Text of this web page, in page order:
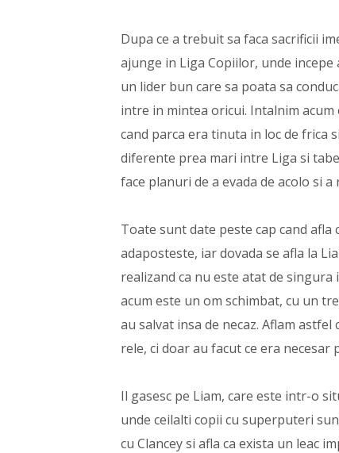
Dupa ce a trebuit sa faca sacrificii
ajunge in Liga Copiilor, unde
un lider bun care sa poata sa
intre in mintea oricui. Intalnim
cand parca era tinuta in loc de frica
diferente prea mari intre Liga si
face planuri de a evada de acolo si
Toate sunt date peste cap cand
adaposteste, iar dovada se afla la
realizand ca nu este atat de singura
acum este un om schimbat, cu un
au salvat insa de necaz. Aflam
rele, ci doar au facut ce era
Il gasesc pe Liam, care este intr-o
unde ceilalti copii cu superputeri
cu Clancey si afla ca exista un leac